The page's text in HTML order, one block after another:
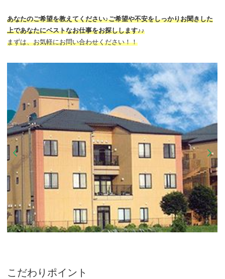
あなたのご希望を教えてください♪ご希望や不安をしっかりお聞きした
上であなたにベストなお仕事をお探しします♪♪
まずは、お気軽にお問い合わせください！！
こだわりポイント